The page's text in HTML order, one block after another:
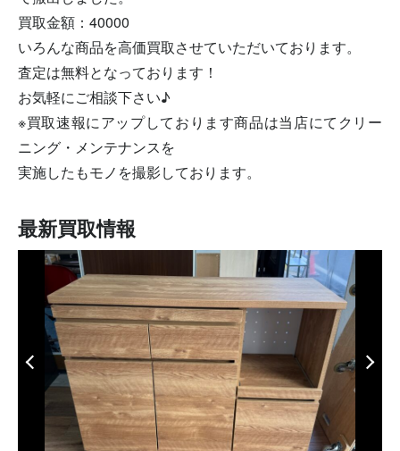
買取金額：40000
いろんな商品を高価買取させていただいております。
査定は無料となっております！
お気軽にご相談下さい♪
※買取速報にアップしております商品は当店にてクリー
ニング・メンテナンスを
実施したもモノを撮影しております。
最新買取情報